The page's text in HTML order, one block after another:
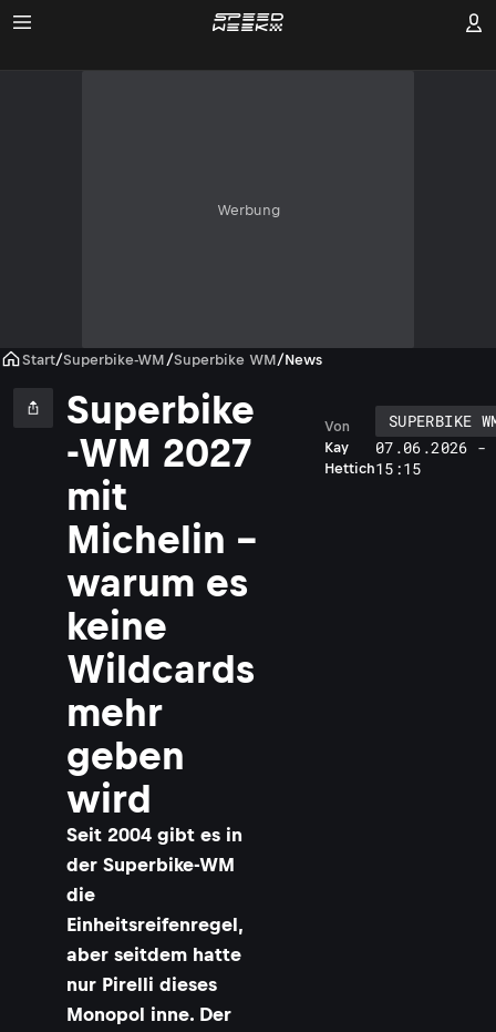
Werbung
Start/Superbike-WM /Superbike WM/News
Superbike
-WM 2027
mit
Michelin –
warum es
keine
Wildcards
mehr
geben
wird
Seit 2004 gibt es in
der Superbike-WM
die
Einheitsreifenregel,
aber seitdem hatte
nur Pirelli dieses
Monopol inne. Der
Kay
Hettich
Von
SUPERBIKE
07.06.2026 -
15:15